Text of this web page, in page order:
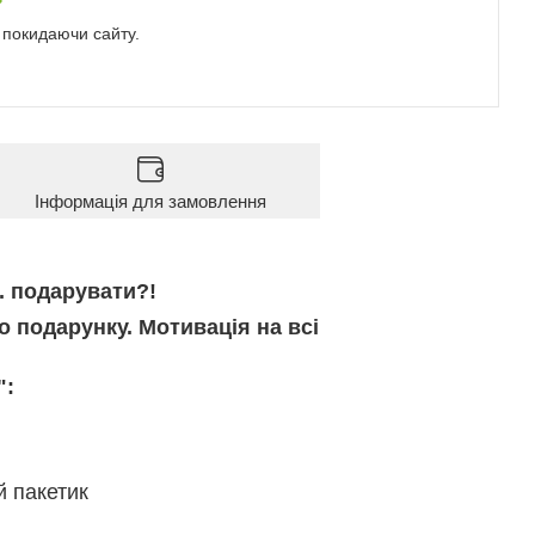
сайту.
Інформація для замовлення
подарувати?!
Мотивація на всі
пакетик